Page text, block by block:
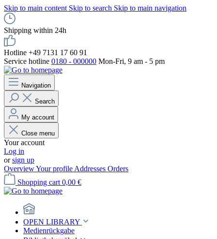
Skip to main content Skip to search Skip to main navigation
Shipping within 24h
Hotline +49 7131 17 60 91
Service hotline 0180 - 000000 Mon-Fri, 9 am - 5 pm
Navigation
Search
My account
Close menu
Your account
Log in
orsign up
OverviewYour profile Addresses Orders
Shopping cart 0,00 €
OPEN LIBRARY
Medienrückgabe